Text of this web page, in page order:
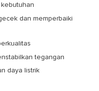
dan memperbaiki
tegangan
daya listrik